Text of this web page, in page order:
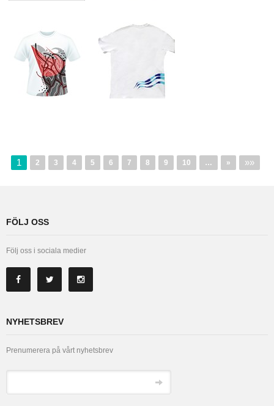
1 2 3 4 5 6 7 8 9 10 … » »»
FÖLJ OSS
Följ oss i sociala medier
NYHETSBREV
Prenumerera på vårt nyhetsbrev